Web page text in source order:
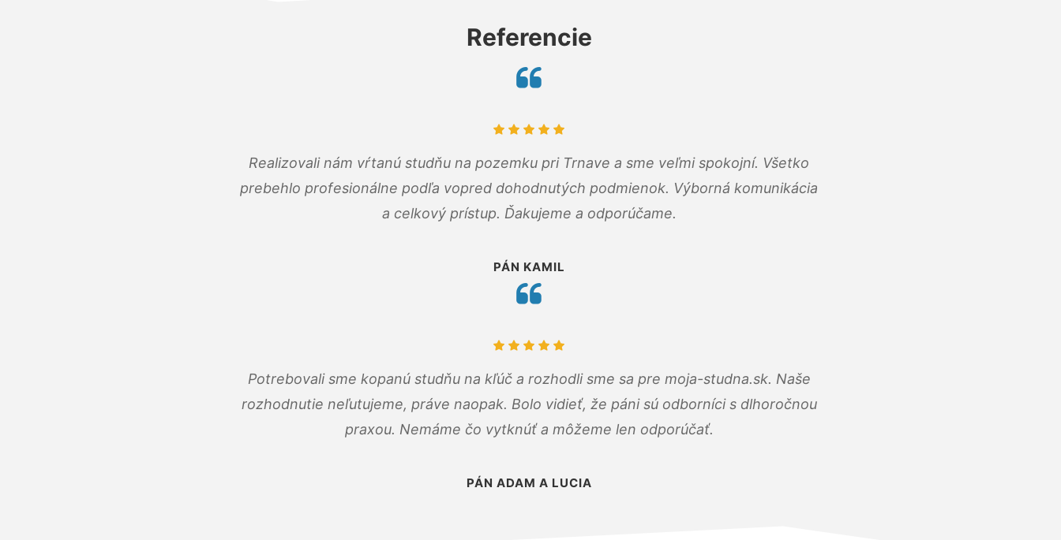
Referencie
Realizovali nám vŕtanú studňu na pozemku pri Trnave a sme veľmi spokojní. Všetko
prebehlo profesionálne podľa vopred dohodnutých podmienok. Výborná komunikácia
a celkový prístup. Ďakujeme a odporúčame.
PÁN KAMIL
Potrebovali sme kopanú studňu na kľúč a rozhodli sme sa pre moja-studna.sk. Naše
rozhodnutie neľutujeme, práve naopak. Bolo vidieť, že páni sú odborníci s dlhoročnou
praxou. Nemáme čo vytknúť a môžeme len odporúčať.
PÁN ADAM A LUCIA